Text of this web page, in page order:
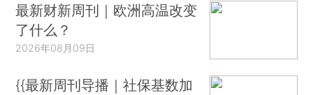
最新财新周刊｜欧洲高温改变
了什么？
2026年08月09日
{{最新周刊导播｜社保基数加